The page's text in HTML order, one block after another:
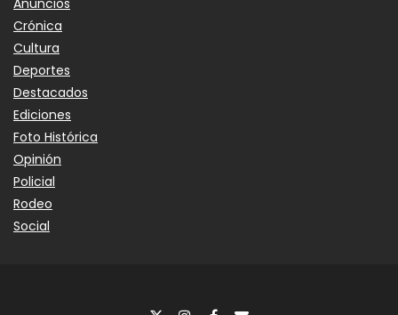
Anuncios
Crónica
Cultura
Deportes
Destacados
Ediciones
Foto Histórica
Opinión
Policial
Rodeo
Social